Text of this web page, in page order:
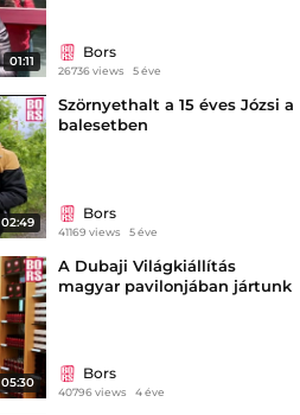
01:11
Bors
26736 views 5 éve
02:49
Szörnyethalt a 15 éves Józsi a
balesetben
Bors
41169 views 5 éve
05:30
A Dubaji Világkiállítás
magyar pavilonjában jártunk
Bors
40796 views 4 éve